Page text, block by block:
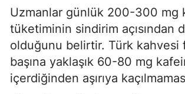
Uzmanlar günlük 200-300 mg
tüketiminin sindirim açısından
olduğunu belirtir. Türk kahvesi
başına yaklaşık 60-80 mg
içerdiğinden aşırıya